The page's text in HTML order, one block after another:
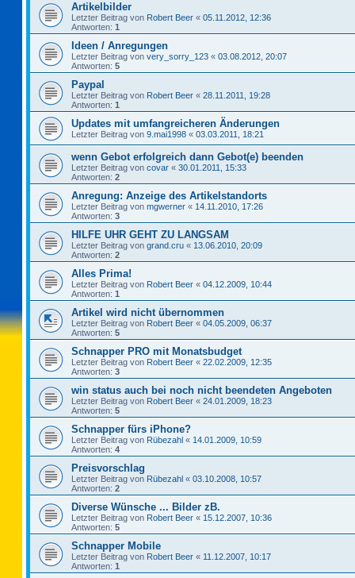
Artikelbilder
Letzter Beitrag von Robert Beer « 05.11.2012, 12:36
Antworten: 1
Ideen / Anregungen
Letzter Beitrag von very_sorry_123 « 03.08.2012, 20:07
Antworten: 5
Paypal
Letzter Beitrag von Robert Beer « 28.11.2011, 19:28
Antworten: 1
Updates mit umfangreicheren Änderungen
Letzter Beitrag von 9.mai1998 « 03.03.2011, 18:21
wenn Gebot erfolgreich dann Gebot(e) beenden
Letzter Beitrag von covar « 30.01.2011, 15:33
Antworten: 2
Anregung: Anzeige des Artikelstandorts
Letzter Beitrag von mgwerner « 14.11.2010, 17:26
Antworten: 3
HILFE UHR GEHT ZU LANGSAM
Letzter Beitrag von grand.cru « 13.06.2010, 20:09
Antworten: 2
Alles Prima!
Letzter Beitrag von Robert Beer « 04.12.2009, 10:44
Antworten: 1
Artikel wird nicht übernommen
Letzter Beitrag von Robert Beer « 04.05.2009, 06:37
Antworten: 5
Schnapper PRO mit Monatsbudget
Letzter Beitrag von Robert Beer « 22.02.2009, 12:35
Antworten: 3
win status auch bei noch nicht beendeten Angeboten
Letzter Beitrag von Robert Beer « 24.01.2009, 18:23
Antworten: 5
Schnapper fürs iPhone?
Letzter Beitrag von Rübezahl « 14.01.2009, 10:59
Antworten: 4
Preisvorschlag
Letzter Beitrag von Rübezahl « 03.10.2008, 10:57
Antworten: 2
Diverse Wünsche ... Bilder zB.
Letzter Beitrag von Robert Beer « 15.12.2007, 10:36
Antworten: 5
Schnapper Mobile
Letzter Beitrag von Robert Beer « 11.12.2007, 10:17
Antworten: 1